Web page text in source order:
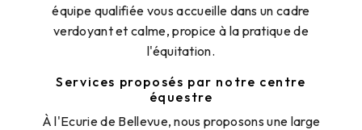
équipe qualifiée vous accueille dans un cadre
verdoyant et calme, propice à la pratique de
l'équitation.
Services proposés par notre centre
équestre
À l'Ecurie de Bellevue, nous proposons une large